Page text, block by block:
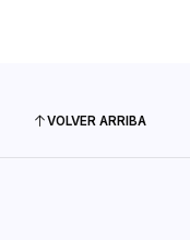
VOLVER ARRIBA